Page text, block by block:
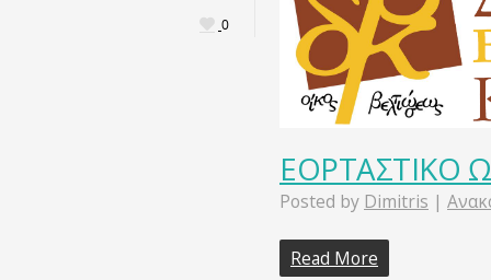
0
ΕΟΡΤΑΣΤΙΚΟ
Posted by Dimitris |
Read More